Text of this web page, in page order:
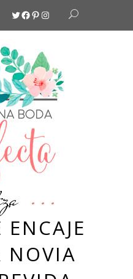
Twitter
Facebook
Pinterest
Instagram
ENCAJE
NOVIA